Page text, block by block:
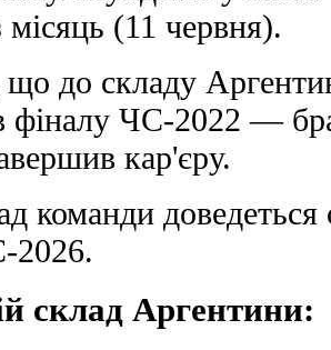
місяць (11 червня).
що до складу
фіналу ЧС-2022 —
кар'єру.
команди
2026.
склад Аргентини: